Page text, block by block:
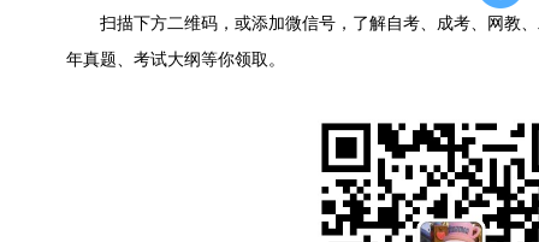
扫描下方二维码，或添加微信号，了解自考、成考、网教、
年真题、考试大纲等你领取。